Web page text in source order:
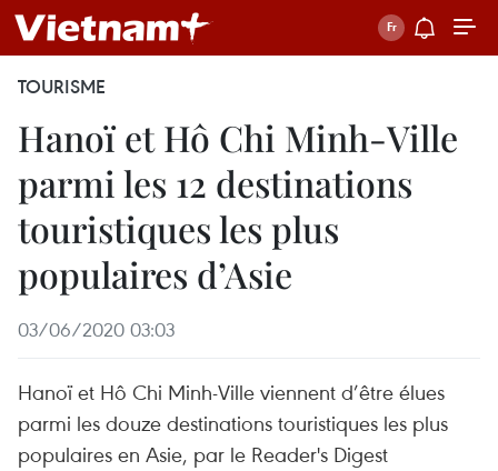
TOURISME
Hanoï et Hô Chi Minh-Ville
parmi les 12 destinations
touristiques les plus
populaires d’Asie
03/06/2020 03:03
Hanoï et Hô Chi Minh-Ville viennent d’être élues
parmi les douze destinations touristiques les plus
populaires en Asie, par le Reader's Digest